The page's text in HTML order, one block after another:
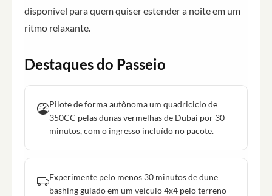
disponível para quem quiser estender a noite em um
ritmo relaxante.
Destaques do Passeio
Pilote de forma autônoma um quadriciclo de
350CC pelas dunas vermelhas de Dubai por 30
minutos, com o ingresso incluído no pacote.
Experimente pelo menos 30 minutos de dune
bashing guiado em um veículo 4x4 pelo terreno